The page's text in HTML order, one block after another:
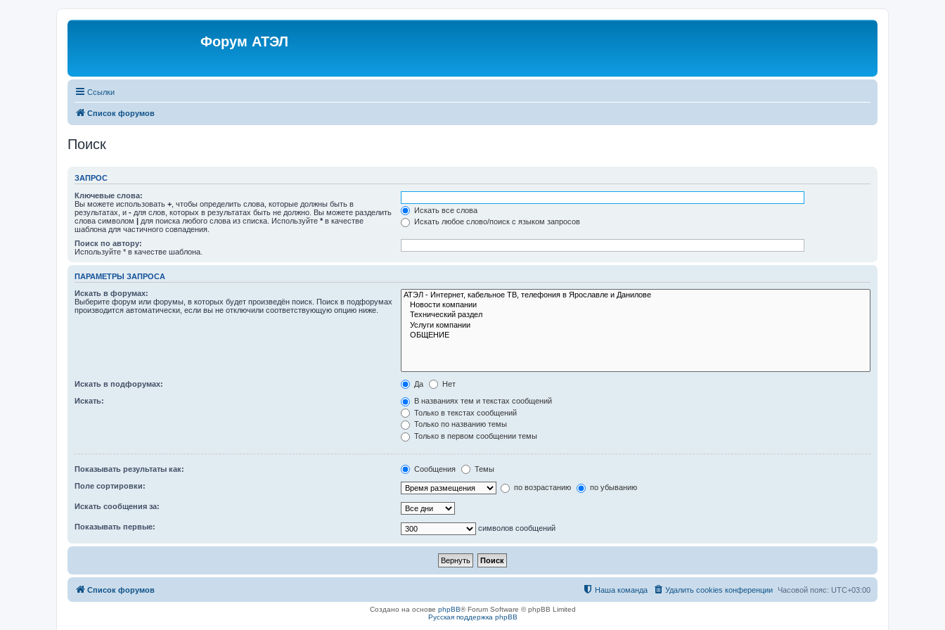
Форум АТЭЛ
Ссылки
Список форумов
Поиск
ЗАПРОС
Ключевые слова:
Вы можете использовать + , чтобы определить слова, которые должны быть в
результатах, и - для слов, которых в результатах быть не должно. Вы можете разделить
слова символом | для поиска любого слова из списка. Используйте * в качестве
шаблона для частичного совпадения.
Искать все слова
Искать любое слово/поиск с языком запросов
Поиск по автору:
Используйте * в качестве шаблона.
ПАРАМЕТРЫ ЗАПРОСА
Искать в форумах:
Выберите форум или форумы, в которых будет произведён поиск. Поиск в подфорумах
производится автоматически, если вы не отключили соответствующую опцию ниже.
Искать в подфорумах: Да Нет
Искать:
В названиях тем и текстах сообщений
Только в текстах сообщений
Только по названию темы
Только в первом сообщении темы
Показывать результаты как: Сообщения Темы
Поле сортировки: по возрастанию по убыванию
Искать сообщения за:
Показывать первые: символов сообщений
Список форумов Часовой пояс: UTC+03:00
Удалить cookies конференции
Наша команда
Создано на основе phpBB® Forum Software © phpBB Limited
Русская поддержка phpBB